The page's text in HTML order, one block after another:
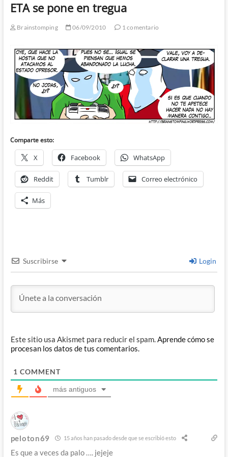
ETA se pone en tregua
Brainstomping 06/09/2010 1 comentario
Comparte esto:
X Facebook WhatsApp
Reddit Tumblr Correo electrónico
Más
Suscribirse Login
Este sitio usa Akismet para reducir el spam.Aprende cómo se
procesan los datos de tus comentarios.
1 COMMENT
más antiguos
peloton69 15 años han pasado desde que se escribió esto
Es que a veces da palo …. jejeje